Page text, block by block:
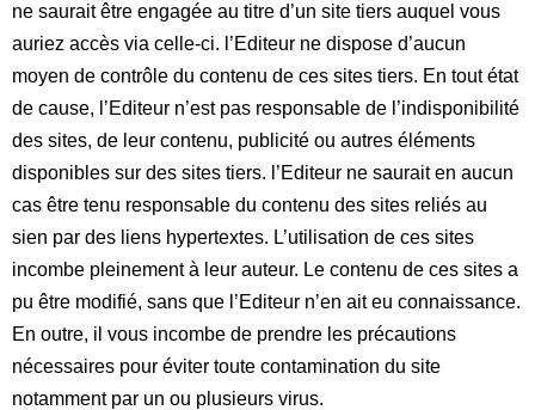
ne saurait être engagée au titre d’un site tiers auquel vous
auriez accès via celle-ci. l’Editeur ne dispose d’aucun
moyen de contrôle du contenu de ces sites tiers. En tout état
de cause, l’Editeur n’est pas responsable de l’indisponibilité
des sites, de leur contenu, publicité ou autres éléments
disponibles sur des sites tiers. l’Editeur ne saurait en aucun
cas être tenu responsable du contenu des sites reliés au
sien par des liens hypertextes. L’utilisation de ces sites
incombe pleinement à leur auteur. Le contenu de ces sites a
pu être modifié, sans que l’Editeur n’en ait eu connaissance.
En outre, il vous incombe de prendre les précautions
nécessaires pour éviter toute contamination du site
notamment par un ou plusieurs virus.